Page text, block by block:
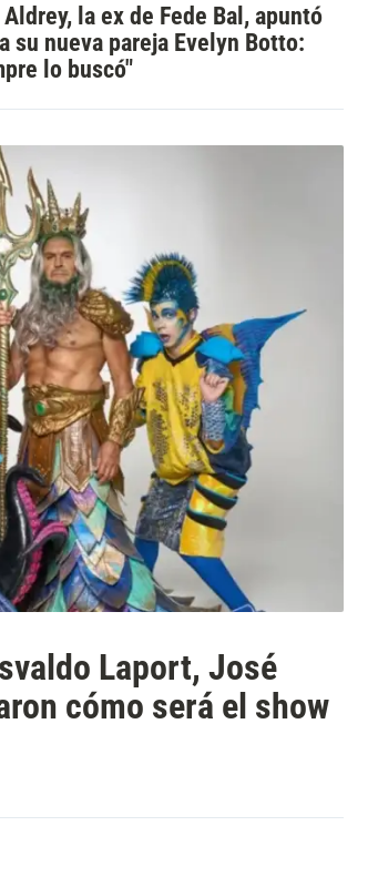
la ex de Fede Bal, apuntó
su nueva pareja Evelyn Botto:
lo buscó"
Laport, José
cómo será el show